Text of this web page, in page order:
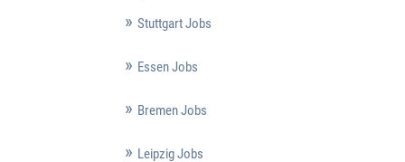
Stuttgart Jobs
Essen Jobs
Bremen Jobs
Leipzig Jobs